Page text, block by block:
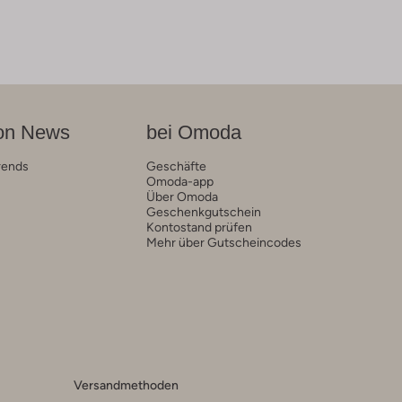
News bei Omoda
Geschäfte
Omoda-app
Über Omoda
Geschenkgutschein
Kontostand prüfen
Mehr über Gutscheincodes
Versandmethoden